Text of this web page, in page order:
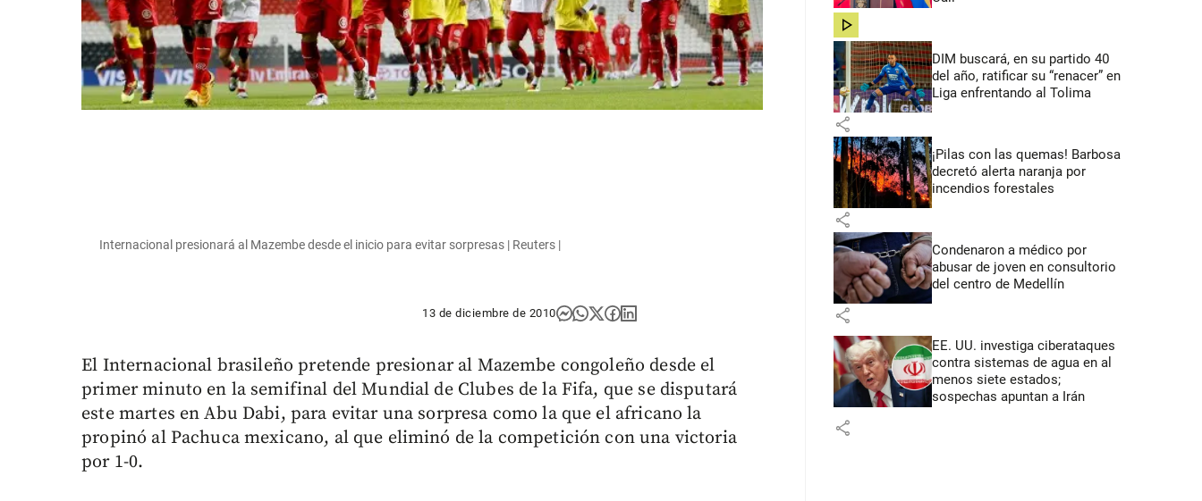
Internacional presionará al Mazembe desde el inicio para evitar sorpresas | Reuters |
13 de diciembre de 2010
El Internacional brasileño pretende presionar al Mazembe congoleño desde el
primer minuto en la semifinal del Mundial de Clubes de la Fifa, que se disputará
este martes en Abu Dabi, para evitar una sorpresa como la que el africano la
propinó al Pachuca mexicano, al que eliminó de la competición con una victoria
por 1-0.
share
DIM buscará, en su partido 40
del año, ratificar su “renacer” en
Liga enfrentando al Tolima
share
¡Pilas con las quemas! Barbosa
decretó alerta naranja por
incendios forestales
share
Condenaron a médico por
abusar de joven en consultorio
del centro de Medellín
share
EE. UU. investiga ciberataques
contra sistemas de agua en al
menos siete estados;
sospechas apuntan a Irán
share